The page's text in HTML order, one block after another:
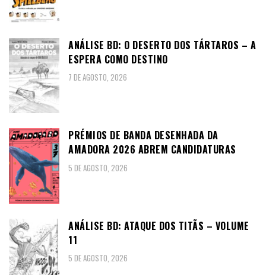
ANÁLISE BD: O DESERTO DOS TÁRTAROS – A
ESPERA COMO DESTINO
7 DE AGOSTO, 2026
PRÉMIOS DE BANDA DESENHADA DA
AMADORA 2026 ABREM CANDIDATURAS
5 DE AGOSTO, 2026
ANÁLISE BD: ATAQUE DOS TITÃS – VOLUME
11
5 DE AGOSTO, 2026